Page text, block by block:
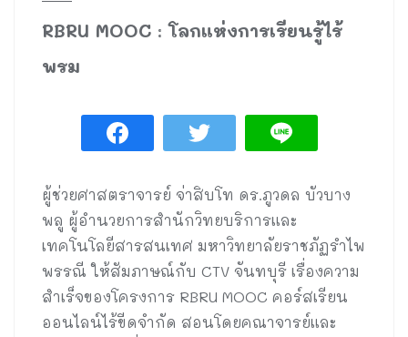
RBRU MOOC : โลกแห่งการเรียนรู้ไร้
พรม
ผู้ช่วยศาสตราจารย์ จ่าสิบโท ดร.ภูวดล บัวบาง
พลู ผู้อำนวยการสำนักวิทยบริการและ
เทคโนโลยีสารสนเทศ มหาวิทยาลัยราชภัฏรำไพ
พรรณี ให้สัมภาษณ์กับ CTV จันทบุรี เรื่องความ
สำเร็จของโครงการ RBRU MOOC คอร์สเรียน
ออนไลน์ไร้ขีดจำกัด สอนโดยคณาจารย์และ